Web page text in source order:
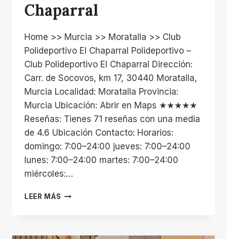
Chaparral
Home >> Murcia >> Moratalla >> Club
Polideportivo El Chaparral Polideportivo –
Club Polideportivo El Chaparral Dirección:
Carr. de Socovos, km 17, 30440 Moratalla,
Murcia Localidad: Moratalla Provincia:
Murcia Ubicación: Abrir en Maps ★★★★★
Reseñas: Tienes 71 reseñas con una media
de 4.6 Ubicación Contacto: Horarios:
domingo: 7:00–24:00 jueves: 7:00–24:00
lunes: 7:00–24:00 martes: 7:00–24:00
miércoles:…
LEER MÁS CLUB